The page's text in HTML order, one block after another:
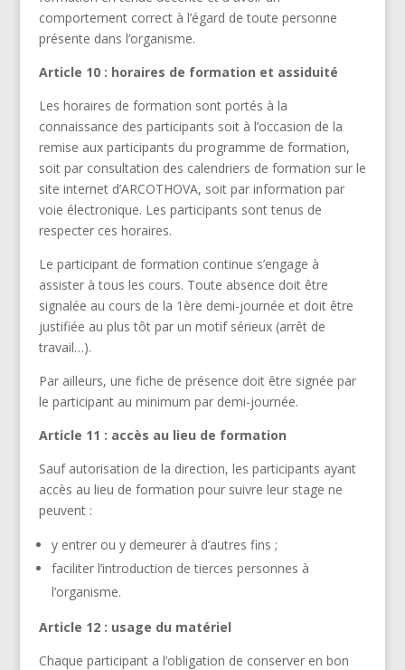
comportement correct à l’égard de toute personne
présente dans l’organisme.
Article 10 : horaires de formation et assiduité
Les horaires de formation sont portés à la
connaissance des participants soit à l’occasion de la
remise aux participants du programme de formation,
soit par consultation des calendriers de formation sur le
site internet d’ARCOTHOVA, soit par information par
voie électronique. Les participants sont tenus de
respecter ces horaires.
Le participant de formation continue s’engage à
assister à tous les cours. Toute absence doit être
signalée au cours de la 1ère demi-journée et doit être
justifiée au plus tôt par un motif sérieux (arrêt de
travail…).
Par ailleurs, une fiche de présence doit être signée par
le participant au minimum par demi-journée.
Article 11 : accès au lieu de formation
Sauf autorisation de la direction, les participants ayant
accès au lieu de formation pour suivre leur stage ne
peuvent :
y entrer ou y demeurer à d’autres fins ;
faciliter l’introduction de tierces personnes à
l’organisme.
Article 12 : usage du matériel
Chaque participant a l’obligation de conserver en bon